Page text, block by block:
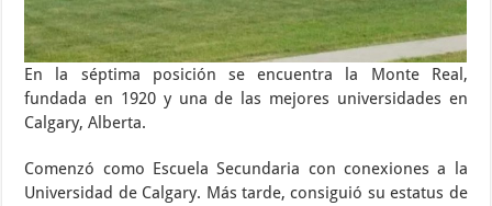
En la séptima posición se encuentra la Monte Real,
fundada en 1920 y una de las mejores universidades en
Calgary, Alberta.
Comenzó como Escuela Secundaria con conexiones a la
Universidad de Calgary. Más tarde, consiguió su estatus de